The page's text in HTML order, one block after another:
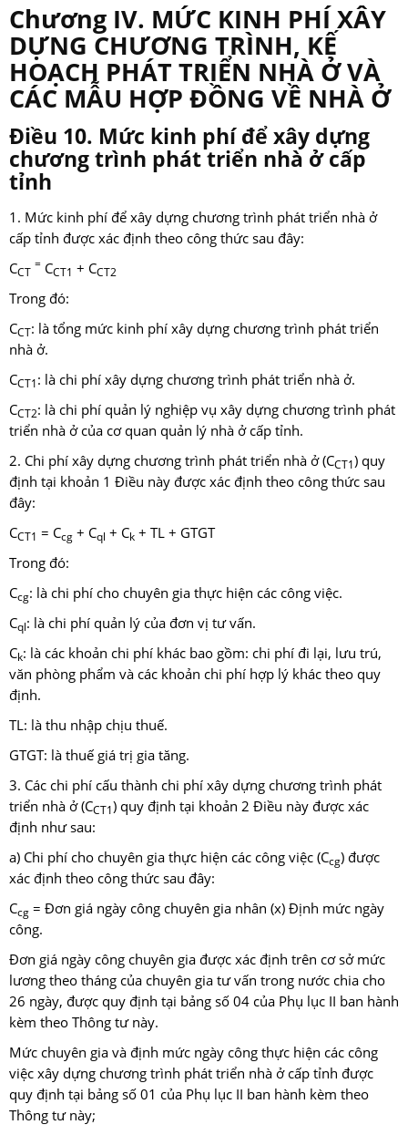
Chương IV. MỨC KINH PHÍ XÂY
DỰNG CHƯƠNG TRÌNH, KẾ
HOẠCH PHÁT TRIỂN NHÀ Ở VÀ
CÁC MẪU HỢP ĐỒNG VỀ NHÀ Ở
Điều 10. Mức kinh phí để xây dựng
chương trình phát triển nhà ở cấp
tỉnh
1. Mức kinh phí để xây dựng chương trình phát triển nhà ở
cấp tỉnh được xác định theo công thức sau đây:
CCT
= CCT1 + CCT2
Trong đó:
CCT: là tổng mức kinh phí xây dựng chương trình phát triển
nhà ở.
CCT1 : là chi phí xây dựng chương trình phát triển nhà ở.
CCT2: là chi phí quản lý nghiệp vụ xây dựng chương trình phát
triển nhà ở của cơ quan quản lý nhà ở cấp tỉnh.
2. Chi phí xây dựng chương trình phát triển nhà ở (CCT1) quy
định tại khoản 1 Điều này được xác định theo công thức sau
đây:
CCT1 = Ccg + Cql + Ck + TL + GTGT
Trong đó:
Ccg: là chi phí cho chuyên gia thực hiện các công việc.
Cql: là chi phí quản lý của đơn vị tư vấn.
Ck: là các khoản chi phí khác bao gồm: chi phí đi lại, lưu trú,
văn phòng phẩm và các khoản chi phí hợp lý khác theo quy
định.
TL: là thu nhập chịu thuế.
GTGT: là thuế giá trị gia tăng.
3. Các chi phí cấu thành chi phí xây dựng chương trình phát
triển nhà ở (CCT1) quy định tại khoản 2 Điều này được xác
định như sau:
a) Chi phí cho chuyên gia thực hiện các công việc (Ccg) được
xác định theo công thức sau đây:
Ccg = Đơn giá ngày công chuyên gia nhân (x) Định mức ngày
công.
Đơn giá ngày công chuyên gia được xác định trên cơ sở mức
lương theo tháng của chuyên gia tư vấn trong nước chia cho
26 ngày, được quy định tại bảng số 04 của Phụ lục II ban hành
kèm theo Thông tư này.
Mức chuyên gia và định mức ngày công thực hiện các công
việc xây dựng chương trình phát triển nhà ở cấp tỉnh được
quy định tại bảng số 01 của Phụ lục II ban hành kèm theo
Thông tư này;